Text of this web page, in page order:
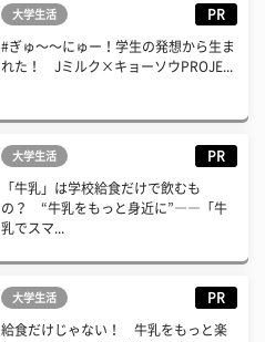
大学生活 PR
#ぎゅ〜〜にゅー！学生の発想から生ま
れた！ Jミルク×キョーソウPROJE...
大学生活 PR
「牛乳」は学校給食だけで飲むも
の？ “牛乳をもっと身近に”――「牛
乳でスマ...
大学生活 PR
給食だけじゃない！ 牛乳をもっと楽